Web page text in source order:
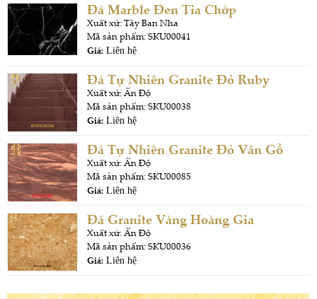
Đá Marble Đen Tia Chớp
Xuất xứ: Tây Ban Nha
Mã sản phẩm: SKU00041
Giá: Liên hệ
Đá Tự Nhiên Granite Đỏ Ruby
Xuất xứ: Ấn Độ
Mã sản phẩm: SKU00038
Giá: Liên hệ
Đá Tự Nhiên Granite Đỏ Vân Gỗ
Xuất xứ: Ấn Độ
Mã sản phẩm: SKU00085
Giá: Liên hệ
Đá Granite Vàng Hoàng Gia
Xuất xứ: Ấn Độ
Mã sản phẩm: SKU00036
Giá: Liên hệ